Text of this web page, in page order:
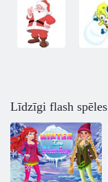
Līdzīgi flash spēles